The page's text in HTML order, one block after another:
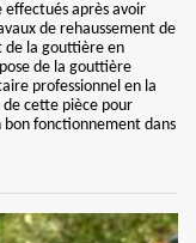
effectués après avoir
de rehaussement de
de la gouttière en
de la gouttière
professionnel en la
cette pièce pour
bon fonctionnement dans